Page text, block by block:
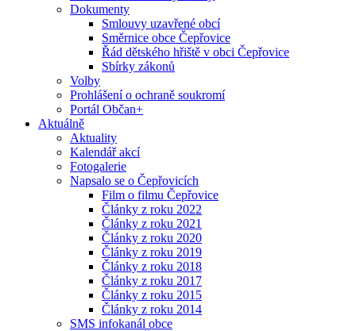
Dokumenty
Smlouvy uzavřené obcí
Směrnice obce Čepřovice
Řád dětského hřiště v obci Čepřovice
Sbírky zákonů
Volby
Prohlášení o ochraně soukromí
Portál Občan+
Aktuálně
Aktuality
Kalendář akcí
Fotogalerie
Napsalo se o Čepřovicích
Film o filmu Čepřovice
Články z roku 2022
Články z roku 2021
Články z roku 2020
Články z roku 2019
Články z roku 2018
Články z roku 2017
Články z roku 2015
Články z roku 2014
SMS infokanál obce